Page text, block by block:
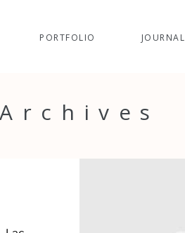
PORTFOLIO JOURNAL
Archives